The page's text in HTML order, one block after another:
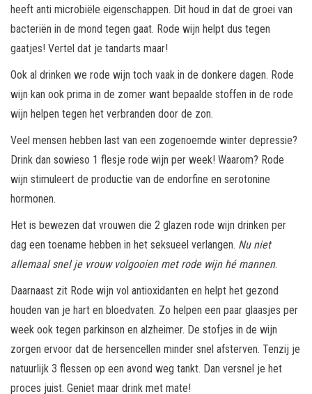
heeft anti microbiële eigenschappen. Dit houd in dat de groei van
bacteriën in de mond tegen gaat. Rode wijn helpt dus tegen
gaatjes! Vertel dat je tandarts maar!
Ook al drinken we rode wijn toch vaak in de donkere dagen. Rode
wijn kan ook prima in de zomer want bepaalde stoffen in de rode
wijn helpen tegen het verbranden door de zon.
Veel mensen hebben last van een zogenoemde winter depressie?
Drink dan sowieso 1 flesje rode wijn per week! Waarom? Rode
wijn stimuleert de productie van de endorfine en serotonine
hormonen.
Het is bewezen dat vrouwen die 2 glazen rode wijn drinken per
dag een toename hebben in het seksueel verlangen. Nu niet
allemaal snel je vrouw volgooien met rode wijn hé mannen.
Daarnaast zit Rode wijn vol antioxidanten en helpt het gezond
houden van je hart en bloedvaten. Zo helpen een paar glaasjes per
week ook tegen parkinson en alzheimer. De stofjes in de wijn
zorgen ervoor dat de hersencellen minder snel afsterven. Tenzij je
natuurlijk 3 flessen op een avond weg tankt. Dan versnel je het
proces juist. Geniet maar drink met mate!